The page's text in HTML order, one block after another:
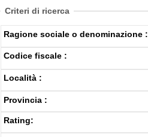
Criteri di ricerca
Ragione sociale o denominazione :
Codice fiscale :
Località :
Provincia :
Rating: